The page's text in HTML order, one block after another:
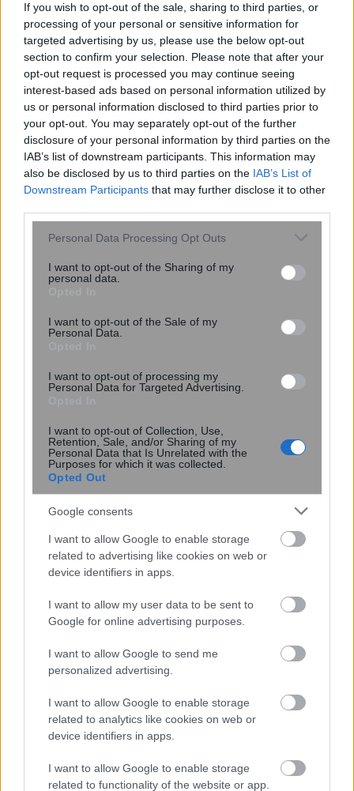
If you wish to opt-out of the sale, sharing to third parties, or
processing of your personal or sensitive information for
targeted advertising by us, please use the below opt-out
section to confirm your selection. Please note that after your
opt-out request is processed you may continue seeing
interest-based ads based on personal information utilized by
us or personal information disclosed to third parties prior to
your opt-out. You may separately opt-out of the further
disclosure of your personal information by third parties on the
IAB’s list of downstream participants. This information may
also be disclosed by us to third parties on the IAB’s List of
Downstream Participants that may further disclose it to other
Please note that this website/app uses one or more Google
not limited to your visit or usage behaviour. You may click to
grant or deny consent to Google and its third-party tags to
consent section.
Personal Data Processing Opt Outs
I want to opt-out of the Sharing of my
personal data.
I want to opt-out of the Sale of my
Personal Data.
I want to opt-out of processing my
Personal Data for Targeted Advertising.
I want to opt-out of Collection, Use,
Retention, Sale, and/or Sharing of my
Personal Data that Is Unrelated with the
Purposes for which it was collected.
Opted Out
Google consents
I want to allow Google to enable storage
related to advertising like cookies on web or
device identifiers in apps.
I want to allow my user data to be sent to
Google for online advertising purposes.
I want to allow Google to send me
personalized advertising.
I want to allow Google to enable storage
related to analytics like cookies on web or
device identifiers in apps.
I want to allow Google to enable storage
related to functionality of the website or app.
Μικροσκοπικό σύστημα λέιζερ
ανοίγει τον δρόμο για πειράματα
θεμελιώδους φυσικής στο διάστημα
Κενό ασφαλείας στο iCloud Private
αποκαλύψει την πραγματική
περισσότερα
||
Καιρός: Αίθριος με τοπικές βροχές στα
ορεινά και έως 38 βαθμούς